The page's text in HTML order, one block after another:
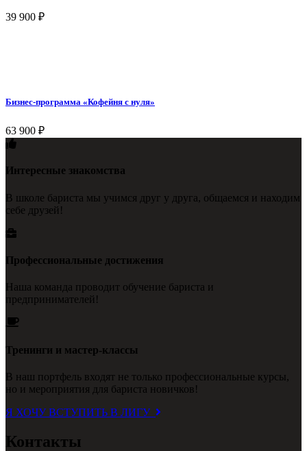
39 900 ₽
Бизнес-программа «Кофейня с нуля»
63 900 ₽
Интересные знакомства
В школе бариста мы учимся друг у друга, общаемся и находим
себе друзей!
Профессиональные достижения
Наша команда проводит обучение бариста и
предпринимателей!
Тренинги и мастер-классы
В наш портфель входят не только профессиональные курсы,
но и мероприятия для бариста новичков!
Я ХОЧУ ВСТУПИТЬ В ЛИГУ
Контакты